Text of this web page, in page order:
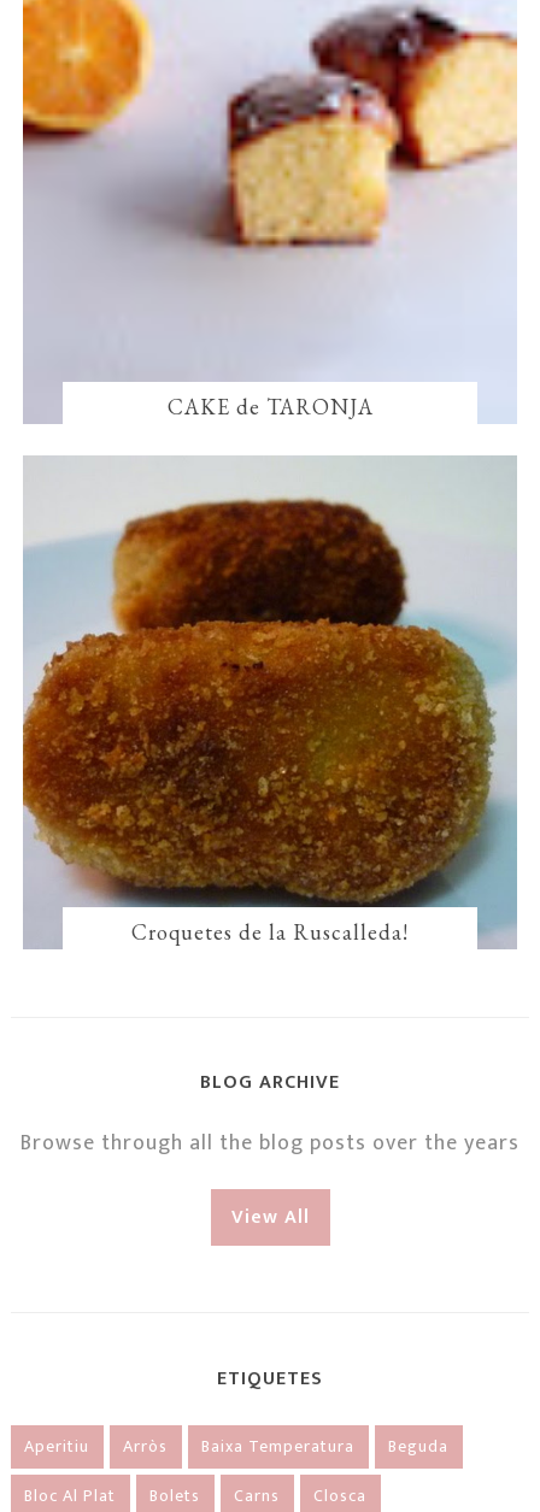
CAKE de TARONJA
Croquetes de la Ruscalleda!
BLOG ARCHIVE
Browse through all the blog posts over the years
View All
ETIQUETES
Aperitiu Arròs Baixa Temperatura
Beguda
Bloc Al Plat
Bolets Carns
Closca